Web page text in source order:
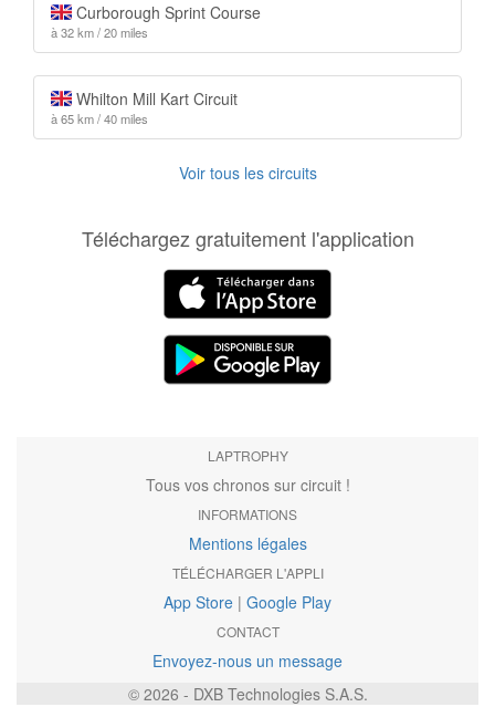
Curborough Sprint Course
à 32 km / 20 miles
Whilton Mill Kart Circuit
à 65 km / 40 miles
Voir tous les circuits
Téléchargez gratuitement l'application
LAPTROPHY
Tous vos chronos sur circuit !
INFORMATIONS
Mentions légales
TÉLÉCHARGER L'APPLI
App Store | Google Play
CONTACT
Envoyez-nous un message
© 2026 - DXB Technologies S.A.S.